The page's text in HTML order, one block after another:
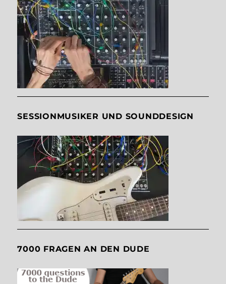
SESSIONMUSIKER UND SOUNDDESIGN
7000 FRAGEN AN DEN DUDE